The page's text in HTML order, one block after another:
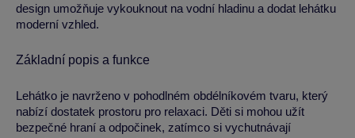
design umožňuje vykouknout na vodní hladinu a dodat lehátku
moderní vzhled.
Základní popis a funkce
Lehátko je navrženo v pohodlném obdélníkovém tvaru, který
nabízí dostatek prostoru pro relaxaci. Děti si mohou užít
bezpečné hraní a odpočinek, zatímco si vychutnávají